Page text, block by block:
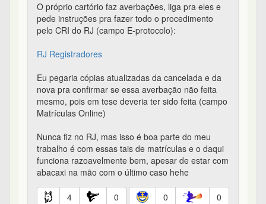
O próprio cartório faz averbações, liga pra eles e
pede instruções pra fazer todo o procedimento
pelo CRI do RJ (campo E-protocolo):
RJ Registradores
Eu pegaria cópias atualizadas da cancelada e da
nova pra confirmar se essa averbação não feita
mesmo, pois em tese deveria ter sido feita (campo
Matrículas Online)
Nunca fiz no RJ, mas isso é boa parte do meu
trabalho é com essas tais de matrículas e o daqui
funciona razoavelmente bem, apesar de estar com
abacaxi na mão com o último caso hehe
4 0 0 0